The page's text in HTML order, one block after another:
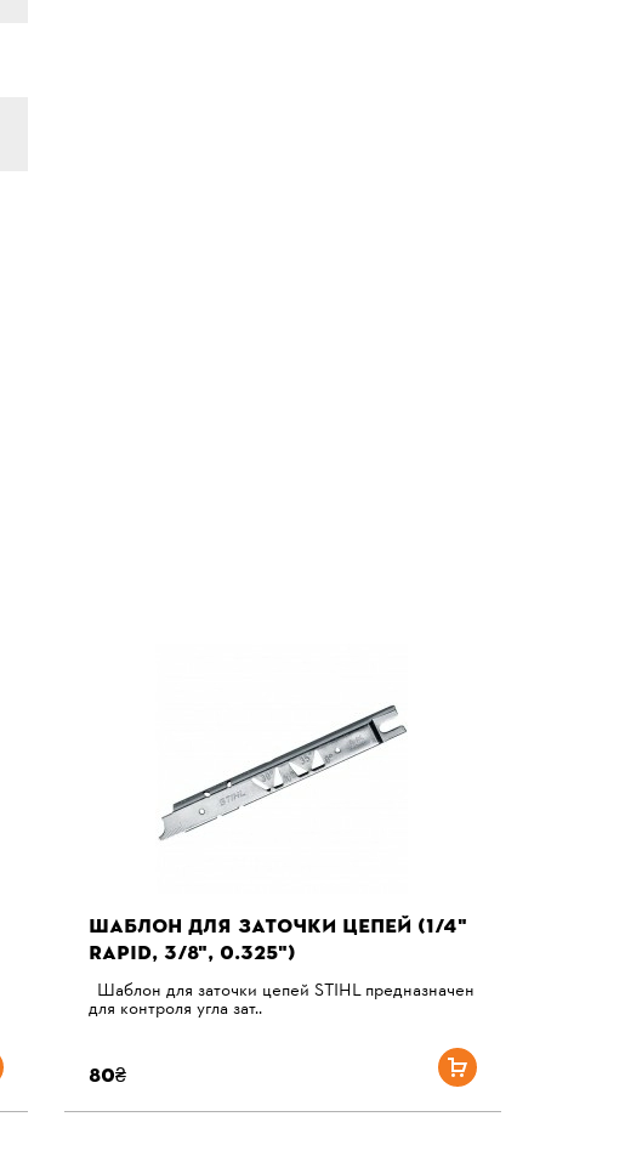
ШАБЛОН ДЛЯ ЗАТОЧКИ ЦЕПЕЙ (1/4"
RAPID, 3/8", 0.325")
Шаблон для заточки цепей STIHL предназначен
для контроля угла зат..
80₴